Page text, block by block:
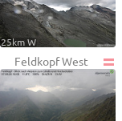
25km W
Feldkopf West